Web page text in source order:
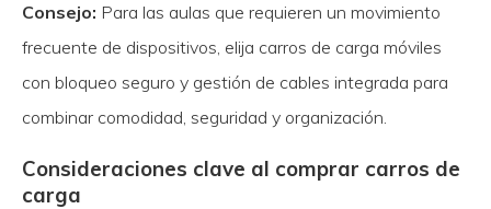
Consejo: Para las aulas que requieren un movimiento
frecuente de dispositivos, elija carros de carga móviles
con bloqueo seguro y gestión de cables integrada para
combinar comodidad, seguridad y organización.
Consideraciones clave al comprar carros de
carga